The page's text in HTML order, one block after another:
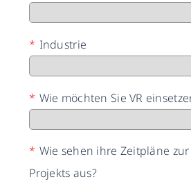
* Industrie
* Wie möchten Sie VR
* Wie sehen ihre Zeitpläne
Projekts aus?